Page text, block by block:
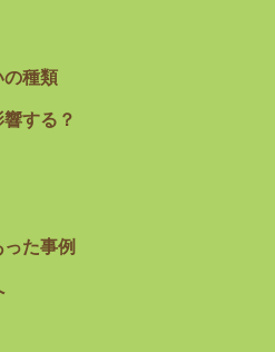
の種類
する？
た事例